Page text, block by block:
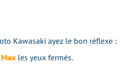
Kawasaki ayez le bon réflexe :
les yeux fermés.